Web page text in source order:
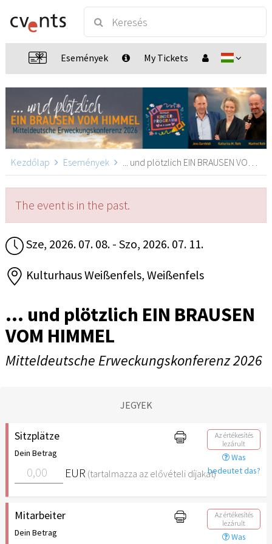
Események My Tickets
Kezdőlap Események ... und plötzlich EIN BRAUSEN VOM HIMMEL, Weißenfels
The event is in the past.
Sze, 2026. 07. 08. - Szo, 2026. 07. 11.
Kulturhaus Weißenfels, Weißenfels
... und plötzlich EIN BRAUSEN
VOM HIMMEL
Mitteldeutsche Erweckungskonferenz 2026
JEGYEK
Sitzplätze
Dein Betrag
EUR (tartalmazza az elővételi díjakat)
Az értékesítés
lezárult
Was
bedeutet das?
Mitarbeiter
Dein Betrag
Az értékesítés
lezárult
Was